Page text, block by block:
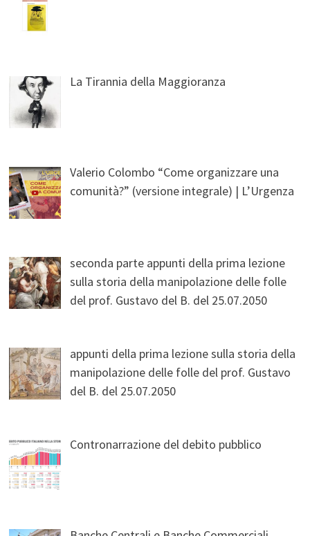
La Tirannia della Maggioranza
Valerio Colombo “Come organizzare una
comunità?” (versione integrale) | L’Urgenza
seconda parte appunti della prima lezione
sulla storia della manipolazione delle folle
del prof. Gustavo del B. del 25.07.2050
appunti della prima lezione sulla storia della
manipolazione delle folle del prof. Gustavo
del B. del 25.07.2050
Contronarrazione del debito pubblico